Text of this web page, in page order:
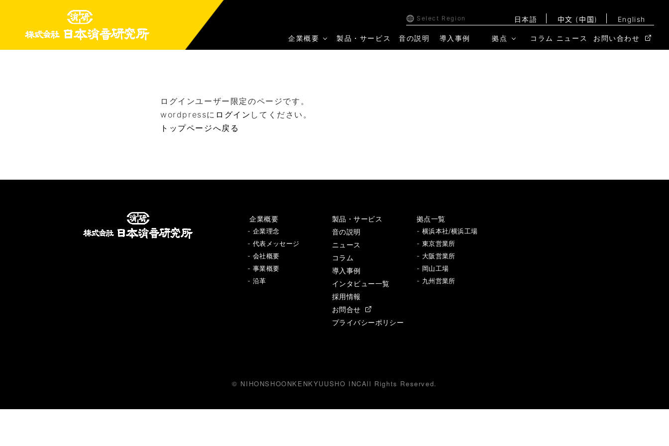
Select Region 日本語 中文 (中国) English
企業概要 製品・サービス 音の説明 導入事例 拠点 コラム ニュース お問い合わせ
ログインユーザー限定のページです。
wordpressに ログイン してください。
トップページへ戻る
企業概要
- 企業理念
- 代表メッセージ
- 会社概要
- 事業概要
- 沿革
製品・サービス
音の説明
ニュース
コラム
導入事例
インタビュー一覧
採用情報
お問合せ
プライバシーポリシー
拠点一覧
- 横浜本社/横浜工場
- 東京営業所
- 大阪営業所
- 岡山工場
- 九州営業所
© NIHONSHOONKENKYUUSHO INCAll Rights Reserved.